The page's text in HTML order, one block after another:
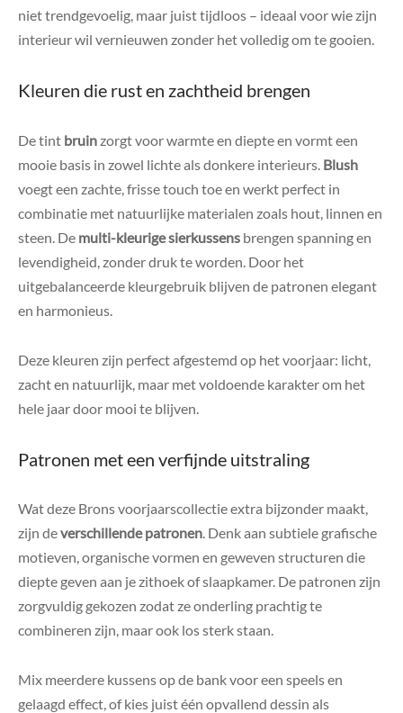
niet trendgevoelig, maar juist tijdloos – ideaal voor wie zijn
interieur wil vernieuwen zonder het volledig om te gooien.
Kleuren die rust en zachtheid brengen
De tint bruinzorgt voor warmte en diepte en vormt een
mooie basis in zowel lichte als donkere interieurs. Blush
voegt een zachte, frisse touch toe en werkt perfect in
combinatie met natuurlijke materialen zoals hout, linnen en
steen. De multi-kleurige sierkussens brengen spanning en
levendigheid, zonder druk te worden. Door het
uitgebalanceerde kleurgebruik blijven de patronen elegant
en harmonieus.
Deze kleuren zijn perfect afgestemd op het voorjaar: licht,
zacht en natuurlijk, maar met voldoende karakter om het
hele jaar door mooi te blijven.
Patronen met een verfijnde uitstraling
Wat deze Brons voorjaarscollectie extra bijzonder maakt,
zijn deverschillende patronen. Denk aan subtiele grafische
motieven, organische vormen en geweven structuren die
diepte geven aan je zithoek of slaapkamer. De patronen zijn
zorgvuldig gekozen zodat ze onderling prachtig te
combineren zijn, maar ook los sterk staan.
Mix meerdere kussens op de bank voor een speels en
gelaagd effect, of kies juist één opvallend dessin als